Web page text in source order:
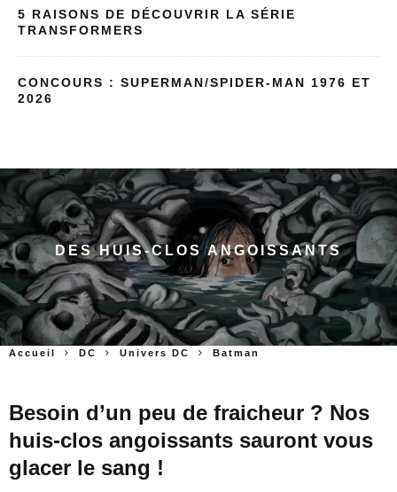
5 RAISONS DE DÉCOUVRIR LA SÉRIE
TRANSFORMERS
CONCOURS : SUPERMAN/SPIDER-MAN 1976 ET
2026
DES HUIS-CLOS ANGOISSANTS
Accueil DC Univers DC Batman
Besoin d’un peu de fraicheur ? Nos
huis-clos angoissants sauront vous
glacer le sang !